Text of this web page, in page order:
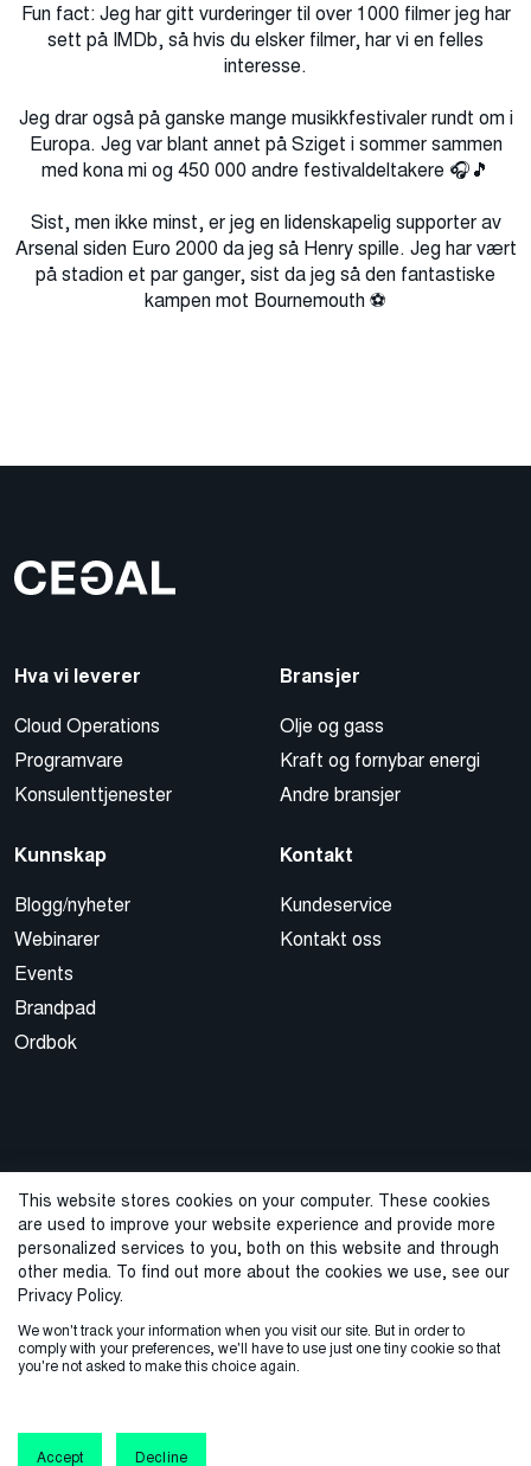
This website stores cookies on your computer. These cookies
are used to improve your website experience and provide more
personalized services to you, both on this website and through
other media. To find out more about the cookies we use, see our
Privacy Policy.
We won't track your information when you visit our site. But in order to
comply with your preferences, we'll have to use just one tiny cookie so that
you're not asked to make this choice again.
Accept Decline
Fun fact: Jeg har gitt vurderinger til over 1000 filmer jeg har
sett på IMDb, så hvis du elsker filmer, har vi en felles
interesse.
Jeg drar også på ganske mange musikkfestivaler rundt om i
Europa. Jeg var blant annet på Sziget i sommer sammen
med kona mi og 450 000 andre festivaldeltakere 🎧🎵
Sist, men ikke minst, er jeg en lidenskapelig supporter av
Arsenal siden Euro 2000 da jeg så Henry spille. Jeg har vært
på stadion et par ganger, sist da jeg så den fantastiske
kampen mot Bournemouth ⚽
Hva vi leverer
Cloud Operations
Programvare
Konsulenttjenester
Bransjer
Olje og gass
Kraft og fornybar energi
Andre bransjer
Kunnskap
Blogg/nyheter
Webinarer
Events
Brandpad
Ordbok
Kontakt
Kundeservice
Kontakt oss
© 2026 Cegal
Privacy Policy
ISO-sertifisering Varslingstjeneste